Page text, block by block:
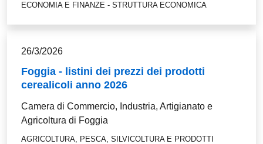
ECONOMIA E FINANZE - STRUTTURA ECONOMICA
26/3/2026
Foggia - listini dei prezzi dei prodotti
cerealicoli anno 2026
Camera di Commercio, Industria, Artigianato e
Agricoltura di Foggia
AGRICOLTURA, PESCA, SILVICOLTURA E PRODOTTI